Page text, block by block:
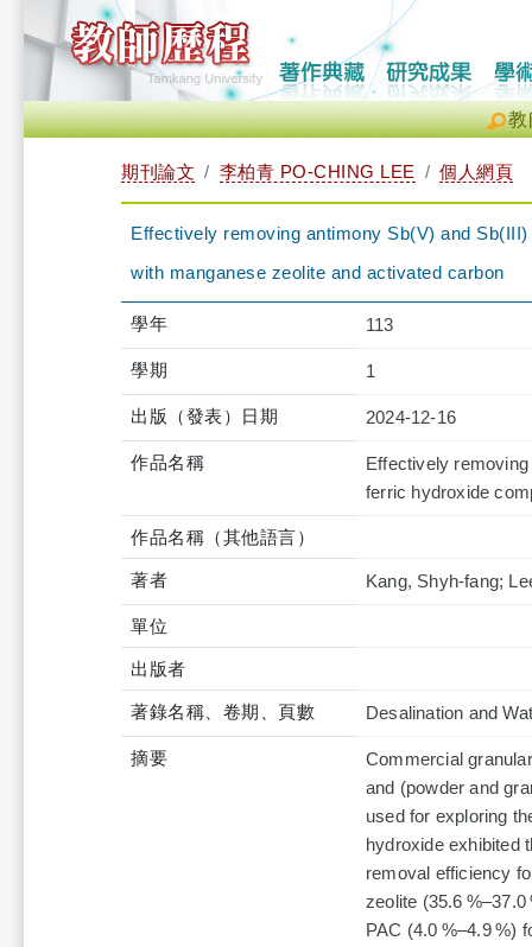
教
期刊論文 李柏青 PO-CHING LEE 個人網頁
Effectively removing antimony Sb(V) and
with manganese zeolite and activated carbon
學年 113
學期 1
出版（發表）日期 2024-12-16
作品名稱
Effectively
ferric hydroxide
作品名稱（其他語言）
著者 Kang, Shyh-fang;
單位
出版者
著錄名稱、卷期、頁數 Desalination and
摘要
Commercial
and (powder and
used for exploring
hydroxide exhibited
removal efficiency
zeolite (35.6
PAC (4.0 %–4.9 %)